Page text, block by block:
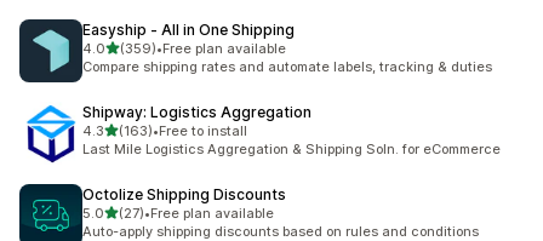
Easyship ‑ All in One Shipping
4.0별 5개 중
(359)
총 리뷰 359개
•Free plan available
Compare shipping rates and automate labels, tracking & duties
Shipway: Logistics Aggregation
4.3별 5개 중
(163)
총 리뷰 163개
•Free to install
Last Mile Logistics Aggregation & Shipping Soln. for eCommerce
Octolize Shipping Discounts
5.0별 5개 중
(27)
총 리뷰 27개
•Free plan available
Auto-apply shipping discounts based on rules and conditions